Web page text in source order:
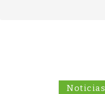
Noticias